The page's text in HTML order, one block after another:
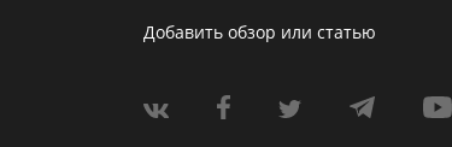
Добавить обзор или статью